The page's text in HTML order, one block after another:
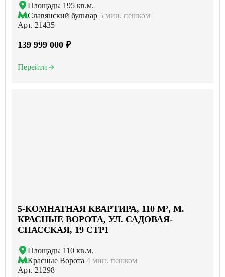
Площадь: 195 кв.м.
Славянский бульвар 5 мин. пешком
Арт. 21435
139 999 000 ₽
Перейти
5-КОМНАТНАЯ КВАРТИРА, 110 М², М.
КРАСНЫЕ ВОРОТА, УЛ. САДОВАЯ-
СПАССКАЯ, 19 СТР1
Площадь: 110 кв.м.
Красные Ворота 4 мин. пешком
Арт. 21298